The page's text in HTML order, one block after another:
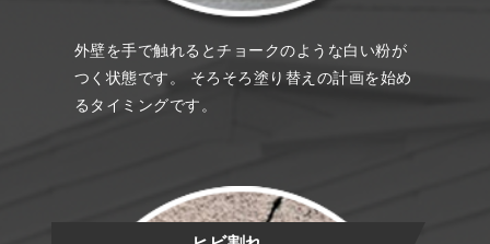
外壁を手で触れるとチョークのような白い粉が
つく状態です。 そろそろ塗り替えの計画を始め
るタイミングです。